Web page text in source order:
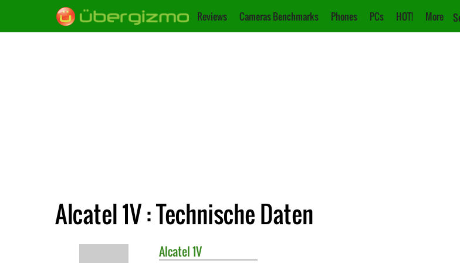
Reviews Cameras Benchmarks Phones PCs HOT! More
Alcatel 1V : Technische Daten
Alcatel1V